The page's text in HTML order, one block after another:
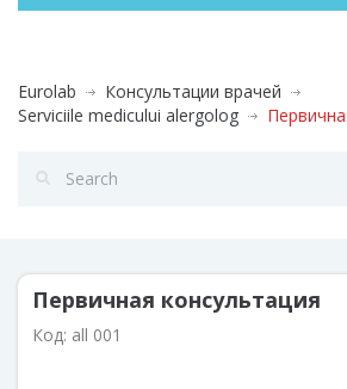
Eurolab
Консультации врачей
Serviciile medicului alergolog
Первичная консультация
Код: all 001